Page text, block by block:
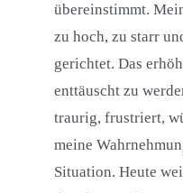
übereinstimmt.
zu hoch, zu starr
gerichtet. Das
enttäuscht zu
traurig, frustriert,
meine
Situation. Heute